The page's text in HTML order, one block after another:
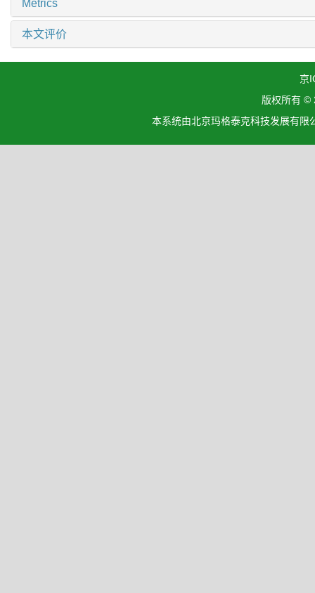
Metrics
本文评价
京
版权所有 ©
本系统由北京玛格泰克科技发展有